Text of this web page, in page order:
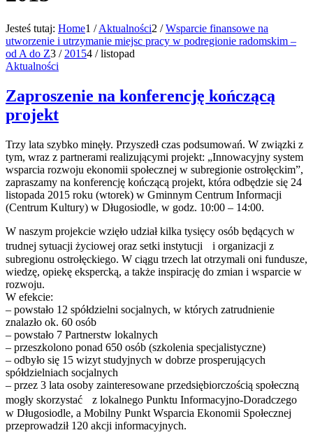
Jesteś tutaj: Home1 / Aktualności2 / Wsparcie finansowe na
utworzenie i utrzymanie miejsc pracy w podregionie radomskim –
od A do Z3 / 20154 / listopad
Aktualności
Zaproszenie na konferencję kończącą
projekt
Trzy lata szybko minęły. Przyszedł czas podsumowań. W związki z
tym, wraz z partnerami realizującymi projekt: „Innowacyjny system
wsparcia rozwoju ekonomii społecznej w subregionie ostrołęckim”,
zapraszamy na konferencję kończącą projekt, która odbędzie się 24
listopada 2015 roku (wtorek) w Gminnym Centrum Informacji
(Centrum Kultury) w Długosiodle, w godz. 10:00 – 14:00.
W naszym projekcie wzięło udział kilka tysięcy osób będących w
trudnej sytuacji życiowej oraz setki instytucji i organizacji z
subregionu ostrołęckiego. W ciągu trzech lat otrzymali oni fundusze,
wiedzę, opiekę ekspercką, a także inspirację do zmian i wsparcie w
rozwoju.
W efekcie:
– powstało 12 spółdzielni socjalnych, w których zatrudnienie
znalazło ok. 60 osób
– powstało 7 Partnerstw lokalnych
– przeszkolono ponad 650 osób (szkolenia specjalistyczne)
– odbyło się 15 wizyt studyjnych w dobrze prosperujących
spółdzielniach socjalnych
– przez 3 lata osoby zainteresowane przedsiębiorczością społeczną
mogły skorzystać z lokalnego Punktu Informacyjno-Doradczego
w Długosiodle, a Mobilny Punkt Wsparcia Ekonomii Społecznej
przeprowadził 120 akcji informacyjnych.